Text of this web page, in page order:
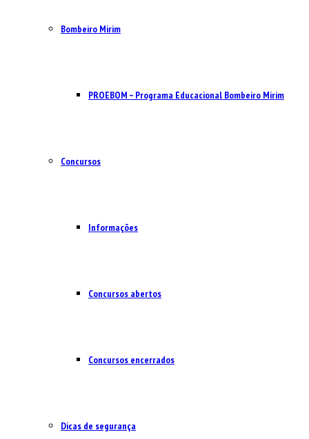
Bombeiro Mirim
PROEBOM – Programa Educacional Bombeiro Mirim
Concursos
Informações
Concursos abertos
Concursos encerrados
Dicas de segurança